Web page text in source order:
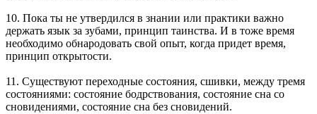
10. Пока ты не утвердился в знании или практики важно
держать язык за зубами, принцип таинства. И в тоже время
необходимо обнародовать свой опыт, когда придет время,
принцип открытости.
11. Существуют переходные состояния, сшивки, между тремя
состояниями: состояние бодрствования, состояние сна со
сновидениями, состояние сна без сновидений.